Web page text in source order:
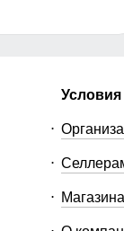
Условия